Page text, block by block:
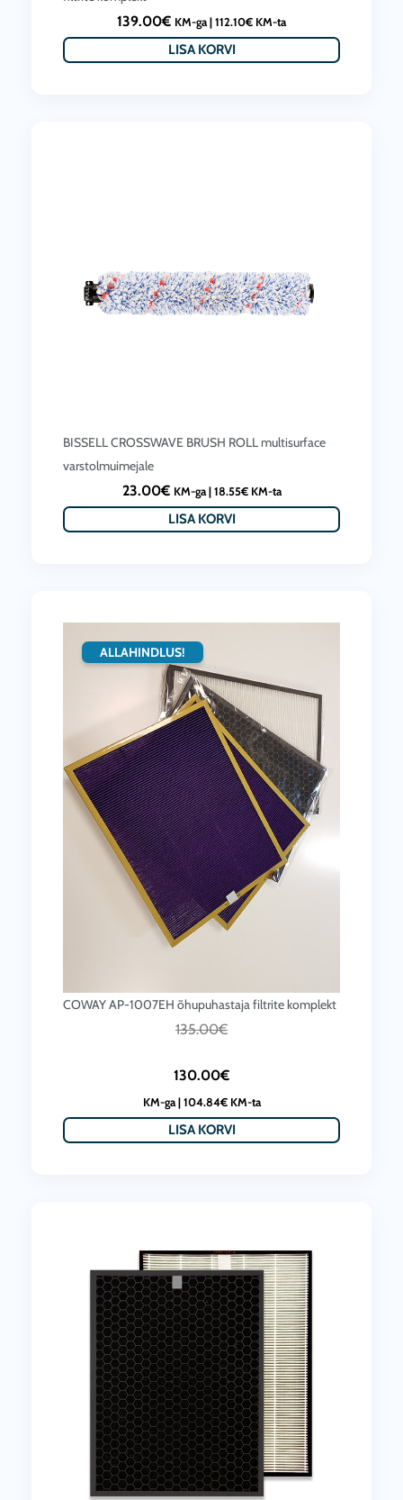
139.00€ KM-ga | 112.10€ KM-ta
LISA KORVI
BISSELL CROSSWAVE BRUSH ROLL multisurface
varstolmuimejale
23.00€ KM-ga | 18.55€KM-ta
LISA KORVI
ALLAHINDLUS!
COWAY AP-1007EH õhupuhastaja filtrite komplekt
135.00€
A
g
n
e
o
l
i
:
1
3
5
.
0
130.00€
r
i
c
e
i
s
:
1
3
0
KM-ga | 104.84€KM-ta
LISA KORVI